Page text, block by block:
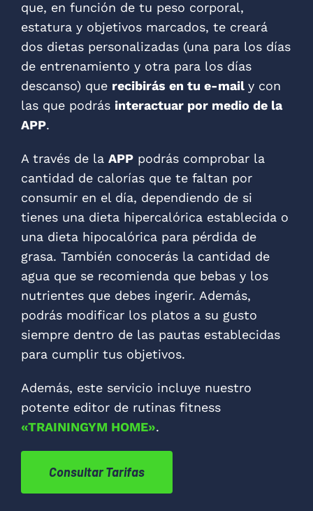
que, en función de tu peso corporal,
estatura y objetivos marcados, te creará
dos dietas personalizadas (una para los días
de entrenamiento y otra para los días
descanso) que recibirás en tu e-mail y con
las que podrás interactuar por medio de la
APP.
A través de la APP podrás comprobar la
cantidad de calorías que te faltan por
consumir en el día, dependiendo de si
tienes una dieta hipercalórica establecida o
una dieta hipocalórica para pérdida de
grasa. También conocerás la cantidad de
agua que se recomienda que bebas y los
nutrientes que debes ingerir. Además,
podrás modificar los platos a su gusto
siempre dentro de las pautas establecidas
para cumplir tus objetivos.
Además, este servicio incluye nuestro
potente editor de rutinas fitness
«TRAININGYM HOME».
Consultar Tarifas